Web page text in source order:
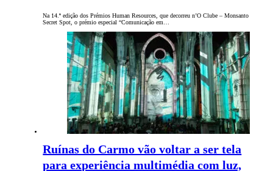
Na 14.ª edição dos Prémios Human Resources, que decorreu n’O Clube – Monsanto
Secret Spot, o prémio especial “Comunicação em…
Ruínas do Carmo vão voltar a ser tela
para experiência multimédia com luz,